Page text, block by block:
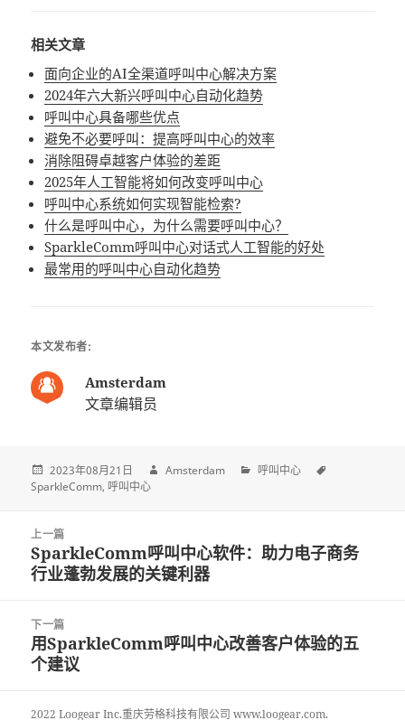
相关文章
面向企业的AI全渠道呼叫中心解决方案
2024年六大新兴呼叫中心自动化趋势
呼叫中心具备哪些优点
避免不必要呼叫：提高呼叫中心的效率
消除阻碍卓越客户体验的差距
2025年人工智能将如何改变呼叫中心
呼叫中心系统如何实现智能检索?
什么是呼叫中心，为什么需要呼叫中心？
SparkleComm呼叫中心对话式人工智能的好处
最常用的呼叫中心自动化趋势
本文发布者:
Amsterdam
文章编辑员
2023年08月21日 Amsterdam
呼叫中心
SparkleComm 呼叫中心
navigation
上一篇
上
一
文
章:
SparkleComm呼叫中心软件：助力电子商务
行业蓬勃发展的关键利器
下一篇
下
一
文
用SparkleComm呼叫中心改善客户体验的五
个建议
2022 Loogear Inc.重庆劳格科技有限公司 www.loogear.com.